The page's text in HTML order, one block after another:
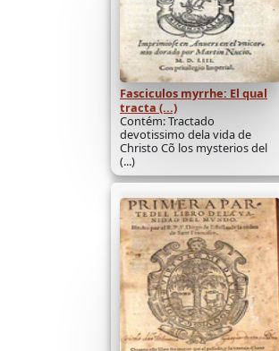
Fasciculos myrrhe: El qual
tracta (...)
Contém: Tractado
devotissimo dela vida de
Christo Cõ los mysterios del
(...)